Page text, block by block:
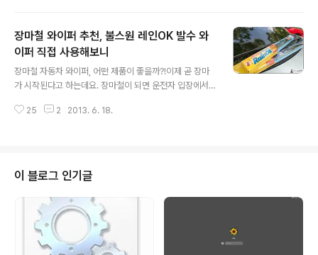
을 느끼는 부분이 하나 있습니다. 바로 '사이드미러' 를 통
한 시야확보인데요. 사이드미러와 앞문 유리에 빗방울이
붙어있어 사이드미러를 활용하는데 어려움을 느끼는 경우
가 많았습니다. 닦아내더라도 잠시 뿐이니 더 답답하기만
청 폭우가 쏟아진 적이 있었죠? 당시 지인이 앞서 언급한
장마철 와이퍼 추천, 불스원 레인OK 발수 와
이퍼 직접 사용해보니
장마철 자동차 와이퍼, 어떤 제품이 좋을까?!이제 곧 장마
가 시작된다고 하는데요. 장마철이 되면 운전자 입장에서
『자동차냄새제거 및 세균제거를 한방에! 불스원 항균캔 살
데요. 작년에 와이퍼를 갈았음에도 불구하고 최근 비가 내
릴 때 와이퍼를 작동시키거나 워셔액으로 앞 유리창을 닦
아낼 때면 매번 깨끗하게 닦이지 않고 자국(흔적)이 남는
현상이 있더군요. 그래서 장마철을 앞두고 와이퍼를 교체
해야 되겠다 생각하고 있었는데요. 저 같은 경우 자동차 관
련 용품은 주로 불스원 제품을 사용하다보..
25 2 2013. 6. 18.
이 블로그 인기글